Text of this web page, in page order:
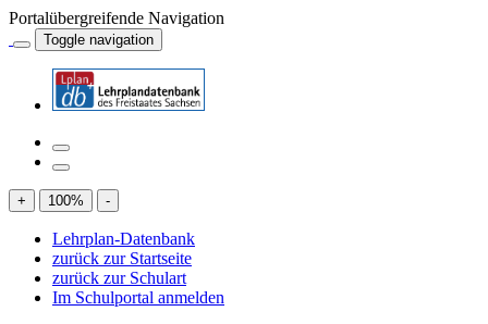
Portalübergreifende Navigation
Toggle navigation
+ 100% -
Lehrplan-Datenbank
zurück zur Startseite
zurück zur Schulart
Im Schulportal anmelden